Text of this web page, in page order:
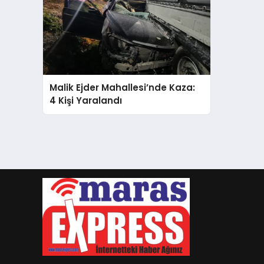
Malik Ejder Mahallesi’nde Kaza:
4 Kişi Yaralandı